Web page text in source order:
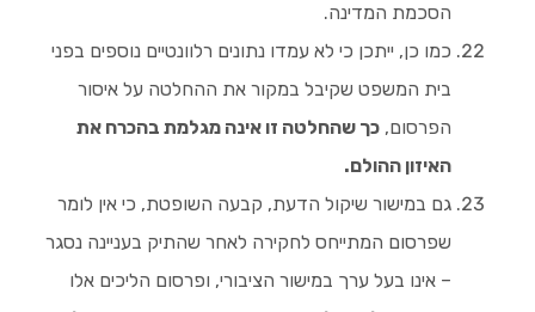
הסכמת המדינה.
כמו כן, ייתכן כי לא עמדו נתונים רלוונטיים נוספים בפני
בית המשפט שקיבל במקור את ההחלטה על איסור
הפרסום, כך שהחלטה זו אינה מגלמת בהכרח את
האיזון ההולם.
גם במישור שיקול הדעת, קבעה השופטת, כי אין לומר
שפרסום המתייחס לחקירה לאחר שהתיק בעניינה נסגר
– אינו בעל ערך במישור הציבורי, ופרסום הליכים אלו